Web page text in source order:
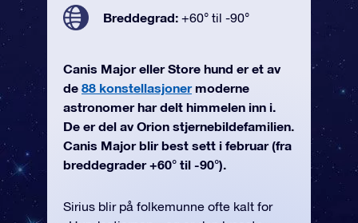
Breddegrad: +60° til -90°
Canis Major eller Store hund er et av
de 88 konstellasjonermoderne
astronomer har delt himmelen inn i.
De er del av Orion stjernebildefamilien.
Canis Major blir best sett i februar (fra
breddegrader +60° til -90°).
Sirius blir på folkemunne ofte kalt for